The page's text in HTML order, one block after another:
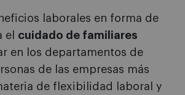
laborales en forma de
el cuidado de familiares
en los departamentos de
de las empresas más
de flexibilidad laboral y